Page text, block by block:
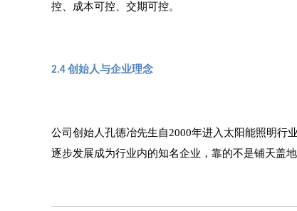
控、成本可控、交期可控。
2.4 创始人与企业理念
公司创始人孔德冶先生自2000年进入太阳能照明行
逐步发展成为行业内的知名企业，靠的不是铺天盖